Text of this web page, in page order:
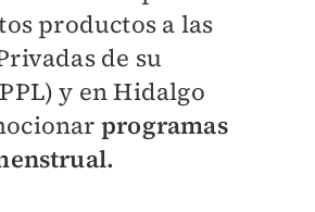
productos a las
de su
y en Hidalgo
programas